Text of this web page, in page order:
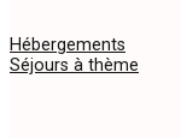
Hébergements
Séjours à thème